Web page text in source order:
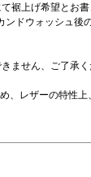
裾上げ希望とお書
ドウォッシュ後
ません、ご了承く
、レザーの特性